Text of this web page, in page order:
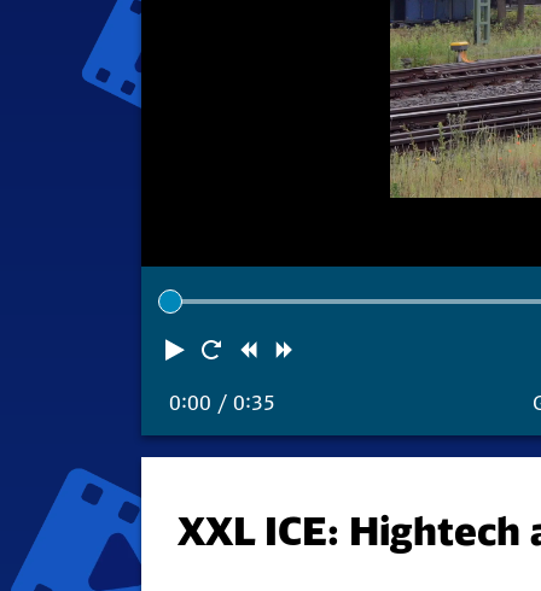
Abspielen
Neustart
Zurück
0:00 / 0:35
XXL ICE: Hightech